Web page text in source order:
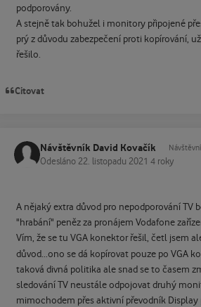
podporovány.
A stejně tak bohužel i monitory připojené
prý z důvodu zabezpečení proti kopírování,
řešilo.
Citovat
Návštěvník David Kovačík
Odesláno 22. listopadu 2021 4 roky
A nějaký extra důvod pro nepodporování TV
"hrabání" peněz za pronájem Vodafone
Vím, že se tu VGA konektor řešil, četl jsem
důvod...ono se dá kopírovat pouze po VGA
taková divná politika ale snad se to časem
sledování TV neustále odpojovat druhý
mimochodem přes aktivní převodník Display